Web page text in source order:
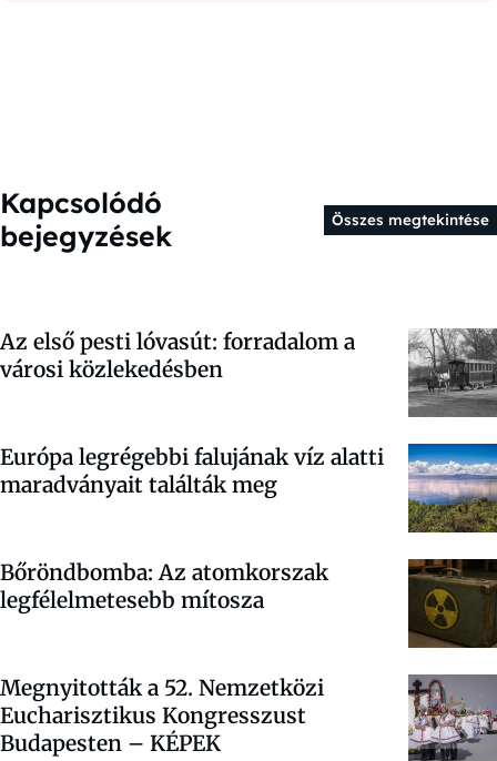
Kapcsolódó
bejegyzések
Összes megtekintése
Az első pesti lóvasút: forradalom a
városi közlekedésben
Európa legrégebbi falujának víz alatti
maradványait találták meg
Bőröndbomba: Az atomkorszak
legfélelmetesebb mítosza
Megnyitották a 52. Nemzetközi
Eucharisztikus Kongresszust
Budapesten – KÉPEK